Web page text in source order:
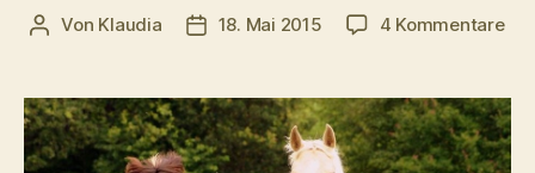
Beitragsautor
Von Klaudia Veröffentlichungsdatum
18. Mai 2015 4 Kommentarezu
–
9